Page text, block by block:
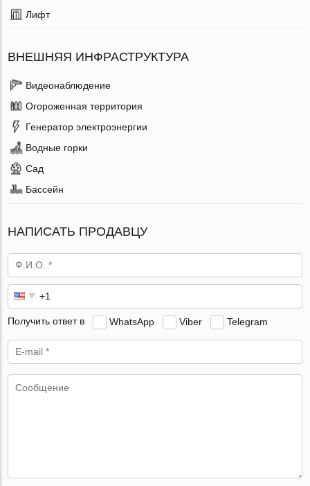
Лифт
ВНЕШНЯЯ ИНФРАСТРУКТУРА
Видеонаблюдение
Огороженная территория
Генератор электроэнергии
Водные горки
Сад
Бассейн
НАПИСАТЬ ПРОДАВЦУ
Получить ответ в WhatsApp Viber Telegram